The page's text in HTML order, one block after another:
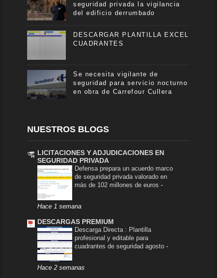
seguridad privada la vigilancia
del edificio derrumbado
DESCARGAR PLANTILLA EXCEL
CUADRANTES
Se necesita vigilante de
seguridad para servicio nocturno
en obra de Carrefour Cullera
NUESTROS BLOGS
LICITACIONES Y ADJUDICACIONES EN
SEGURIDAD PRIVADA
Defensa prepara un acuerdo marco
de seguridad privada valorado en
más de 102 millones de euros-
Hace 1 semana
DESCARGAS PREMIUM
Descarga Directa : Plantilla
profesional y editable para
cuadrantes de seguridad agosto-
Hace 2 semanas